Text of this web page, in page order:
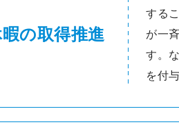
の取得推進
する
が一
す。
を付